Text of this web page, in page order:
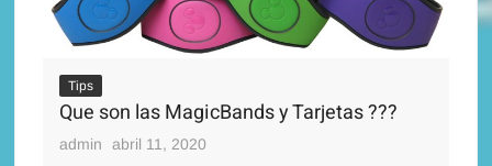
Tips
Que son las MagicBands y Tarjetas ???
admin abril 11, 2020